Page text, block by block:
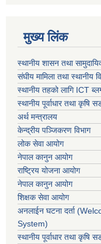
मुख्य लिंक
स्थानीय शासन तथा
संघीय मामिला तथा स्थानीय
स्थानीय तहको लागि ICT
स्थानीय पूर्वाधार तथा कृषि
अर्थ मन्त्रालय
केन्द्रीय पञ्जिकरण विभाग
लोक सेवा आयोग
नेपाल कानुन आयोग
राष्ट्रिय योजना आयोग
नेपाल कानुन आयोग
शिक्षक सेवा आयोग
अनलाईन घटना दर्ता
System)
स्थानीय पूर्वाधार तथा कृषि